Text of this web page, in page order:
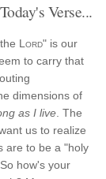
Verse...
Lord" is our
to carry that
dimensions of
as I live . The
us to realize
are to be a "holy
how's your